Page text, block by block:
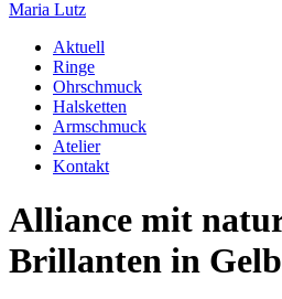
Maria Lutz
Aktuell
Ringe
Ohrschmuck
Halsketten
Armschmuck
Atelier
Kontakt
Alliance mit
Brillanten in